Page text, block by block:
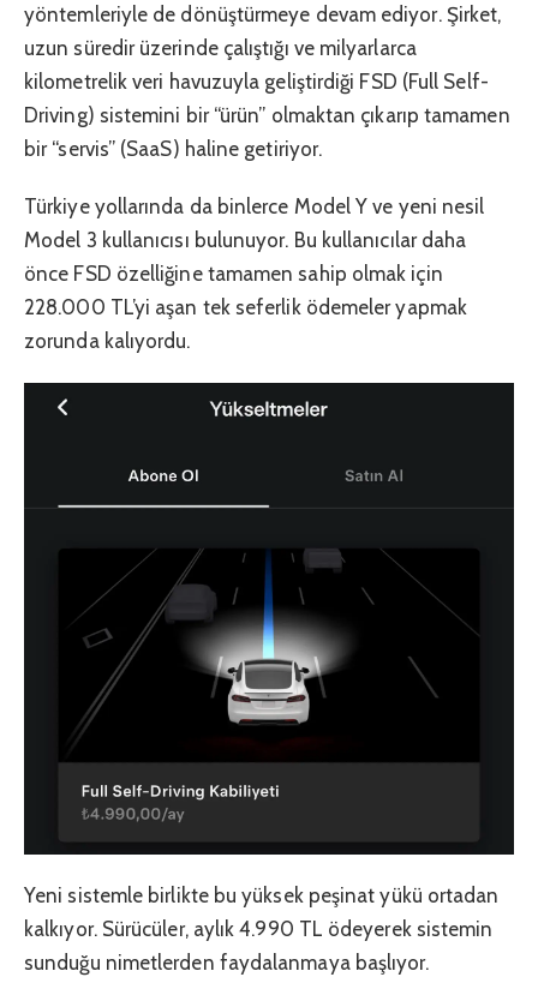
yöntemleriyle de dönüştürmeye devam ediyor. Şirket,
uzun süredir üzerinde çalıştığı ve milyarlarca
kilometrelik veri havuzuyla geliştirdiği FSD (Full Self-
Driving) sistemini bir “ürün” olmaktan çıkarıp tamamen
bir “servis” (SaaS) haline getiriyor.
Türkiye yollarında da binlerce Model Y ve yeni nesil
Model 3 kullanıcısı bulunuyor. Bu kullanıcılar daha
önce FSD özelliğine tamamen sahip olmak için
228.000 TL’yi aşan tek seferlik ödemeler yapmak
zorunda kalıyordu.
Yeni sistemle birlikte bu yüksek peşinat yükü ortadan
kalkıyor. Sürücüler, aylık 4.990 TL ödeyerek sistemin
sunduğu nimetlerden faydalanmaya başlıyor.